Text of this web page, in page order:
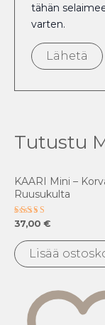
tähän
varten.
Tutustu
KAARI Mini –
Ruusukulta
Arvostelu
tuotteesta:
5.00
/ 5
37,00 €
Lisää